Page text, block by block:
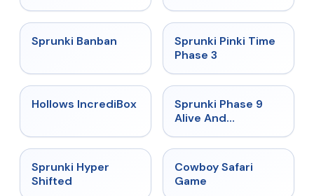
★
Sprunki Banban ★ 4.9
Sprunki Pinki Time
Phase 3
★ 4.3
Hollows IncrediBox ★
Sprunki Phase 9
Alive And
Sprunki Hyper
Shifted
Cowboy Safari
Game